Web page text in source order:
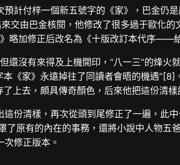
計付梓一個新五號字的《家》，巴金仍
交由巴金核閱，他修改了很多過于歐化
略加修正后改名為《十版改訂本代序——
還沒有來得及上機開印，“八一三”的烽
《家》永遠掉往了同讀者會晤的機遇
上去，頗具傳奇顏色，后來他把這份清
份清樣，再次從頭到尾修正了一遍，此
了原有的內在的事務，還將小說中人物
修正版本。